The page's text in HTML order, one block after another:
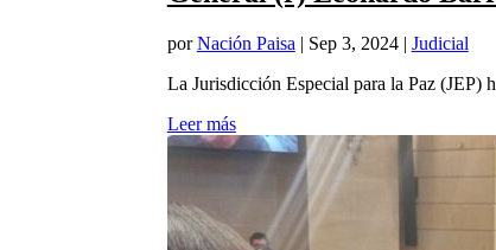
porNación Paisa | Sep 3, 2024| Judicial
La Jurisdicción Especial para la Paz (JEP)
Leer más